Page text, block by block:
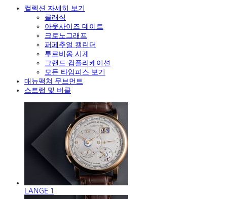
컬렉션 자세히 보기
클래식
아웃사이즈 데이트
크로노그래프
퍼페추얼 캘린더
투르비옹 시계
그랜드 컴플리케이션
모든 타임피스 보기
매뉴팩쳐 무브먼트
스트랩 및 버클
LANGE 1